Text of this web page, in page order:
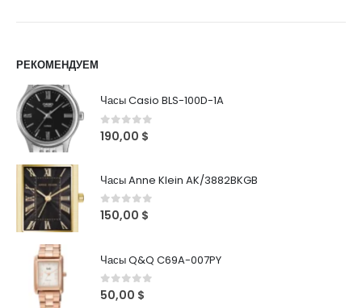
РЕКОМЕНДУЕМ
Часы Casio BLS-100D-1A
0out of 5
190,00 $
Часы Anne Klein AK/3882BKGB
0out of 5
150,00 $
Часы Q&Q C69A-007PY
0out of 5
50,00 $